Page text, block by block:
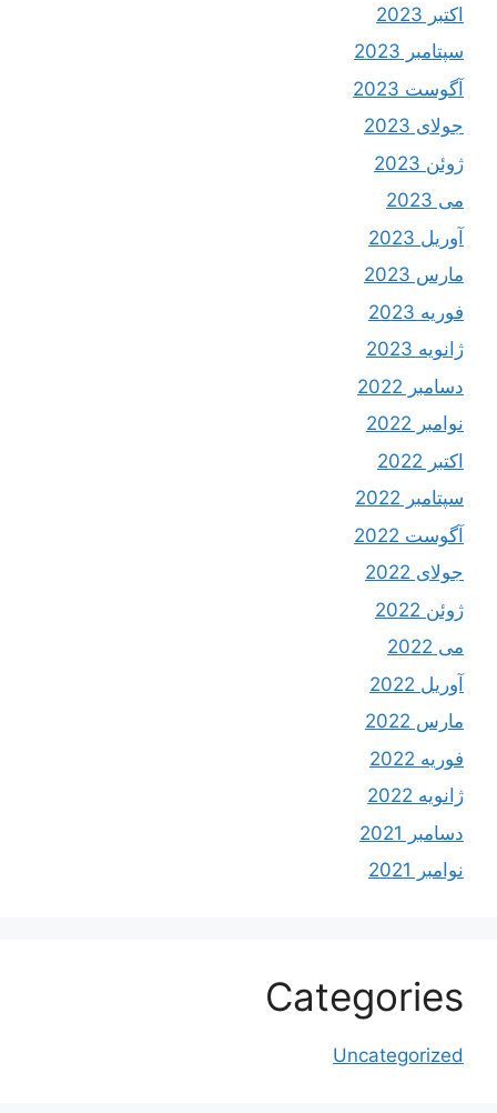
اکتبر 2023
سپتامبر 2023
آگوست 2023
جولای 2023
ژوئن 2023
می 2023
آوریل 2023
مارس 2023
فوریه 2023
ژانویه 2023
دسامبر 2022
نوامبر 2022
اکتبر 2022
سپتامبر 2022
آگوست 2022
جولای 2022
ژوئن 2022
می 2022
آوریل 2022
مارس 2022
فوریه 2022
ژانویه 2022
دسامبر 2021
نوامبر 2021
Categories
Uncategorized